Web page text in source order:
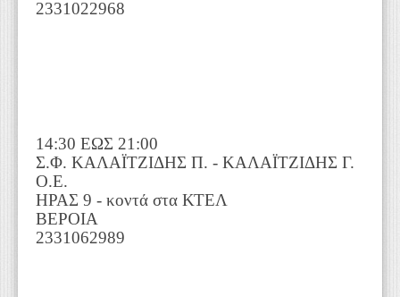
2331022968
14:30 ΕΩΣ 21:00
Σ.Φ. ΚΑΛΑΪΤΖΙΔΗΣ Π. - ΚΑΛΑΪΤΖΙΔΗΣ Γ.
Ο.Ε.
ΗΡΑΣ 9 - κοντά στα ΚΤΕΛ
ΒΕΡΟΙΑ
2331062989